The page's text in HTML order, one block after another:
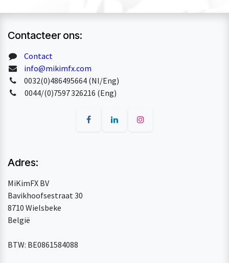
Contacteer ons:
Contact
info@mikimfx.com
0032(0)486495664 (Nl/Eng)
0044/(0)7597 326216 (Eng)
Adres:
MiKimFX BV
Bavikhoofsestraat 30
8710 Wielsbeke
België
BTW: BE0861584088